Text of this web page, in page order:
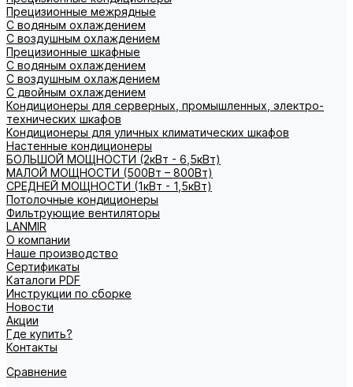
Прецизионные межрядные
С водяным охлаждением
С воздушным охлаждением
Прецизионные шкафные
С водяным охлаждением
С воздушным охлаждением
С двойным охлаждением
Кондиционеры для серверных, промышленных, электро-
технических шкафов
Кондиционеры для уличных климатических шкафов
Настенные кондиционеры
БОЛЬШОЙ МОЩНОСТИ (2кВт - 6,5кВт)
МАЛОЙ МОЩНОСТИ (500Вт – 800Вт)
СРЕДНЕЙ МОЩНОСТИ (1кВт - 1,5кВт)
Потолочные кондиционеры
Фильтрующие вентиляторы
LANMIR
О компании
Наше производство
Сертификаты
Каталоги PDF
Инструкции по сборке
Новости
Акции
Где купить?
Контакты
Сравнение